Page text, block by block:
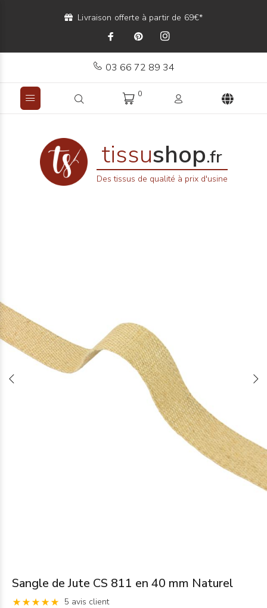
Livraison offerte à partir de 69€*
03 66 72 89 34
0
tissushop.fr
Des tissus de qualité à prix d'usine
Sangle de Jute CS 811 en 40 mm Naturel
5 avis client